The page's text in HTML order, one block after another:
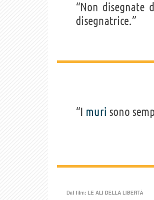
“Non disegnate
disegnatrice.”
“I muri sono
Dal film: LE ALI DELLA LIBERTÀ